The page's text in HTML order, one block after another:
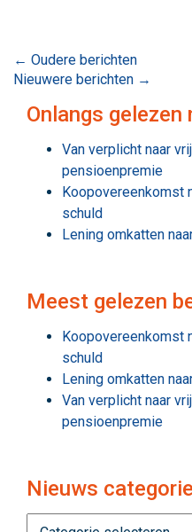
Bericht
navigatie
← Oudere berichten
Nieuwere berichten →
Onlangs
Van verplicht naar
pensioenpremie
Koopovereenkomst
schuld
Lening omkatten
Meest gelezen
Koopovereenkomst
schuld
Lening omkatten
Van verplicht naar
pensioenpremie
Nieuws